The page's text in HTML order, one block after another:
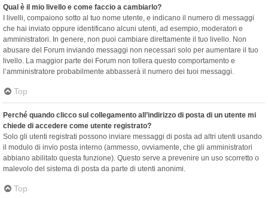
Qual è il mio livello e come faccio a cambiarlo?
I livelli, compaiono sotto al tuo nome utente, e indicano il numero di messaggi
che hai inviato oppure identificano alcuni utenti, ad esempio, moderatori e
amministratori. In genere, non puoi cambiare direttamente il tuo livello. Non
abusare del Forum inviando messaggi non necessari solo per aumentare il tuo
livello. La maggior parte dei Forum non tollera questo comportamento e
l’amministratore probabilmente abbasserà il numero dei tuoi messaggi.
Top
Perché quando clicco sul collegamento all’indirizzo di posta di un utente mi
chiede di accedere come utente registrato?
Solo gli utenti registrati possono inviare messaggi di posta ad altri utenti usando
il modulo di invio posta interno (ammesso, ovviamente, che gli amministratori
abbiano abilitato questa funzione). Questo serve a prevenire un uso scorretto o
malevolo del sistema di posta da parte di utenti anonimi.
Top